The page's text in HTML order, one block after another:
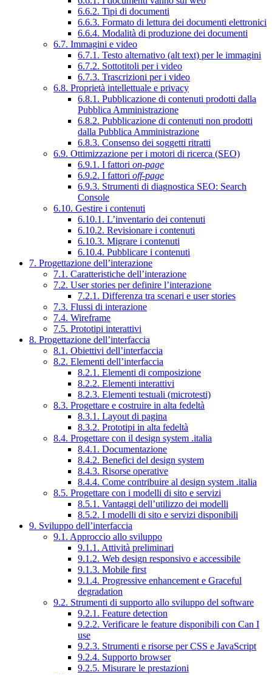
6.6.2. Tipi di documenti
6.6.3. Formato di lettura dei documenti elettronici
6.6.4. Modalità di produzione dei documenti
6.7. Immagini e video
6.7.1. Testo alternativo (alt text) per le immagini
6.7.2. Sottotitoli per i video
6.7.3. Trascrizioni per i video
6.8. Proprietà intellettuale e privacy
6.8.1. Pubblicazione di contenuti prodotti dalla
Pubblica Amministrazione
6.8.2. Pubblicazione di contenuti non prodotti
dalla Pubblica Amministrazione
6.8.3. Consenso dei soggetti ritratti
6.9. Ottimizzazione per i motori di ricerca (SEO)
6.9.1. I fattori on-page
6.9.2. I fattori off-page
6.9.3. Strumenti di diagnostica SEO: Search
Console
6.10. Gestire i contenuti
6.10.1. L’inventario dei contenuti
6.10.2. Revisionare i contenuti
6.10.3. Migrare i contenuti
6.10.4. Pubblicare i contenuti
7. Progettazione dell’interazione
7.1. Caratteristiche dell’interazione
7.2. User stories per definire l’interazione
7.2.1. Differenza tra scenari e user stories
7.3. Flussi di interazione
7.4. Wireframe
7.5. Prototipi interattivi
8. Progettazione dell’interfaccia
8.1. Obiettivi dell’interfaccia
8.2. Elementi dell’interfaccia
8.2.1. Elementi di composizione
8.2.2. Elementi interattivi
8.2.3. Elementi testuali (microtesti)
8.3. Progettare e costruire in alta fedeltà
8.3.1. Layout di pagina
8.3.2. Prototipi in alta fedeltà
8.4. Progettare con il design system .italia
8.4.1. Documentazione
8.4.2. Benefici del design system
8.4.3. Risorse operative
8.4.4. Come contribuire al design system .italia
8.5. Progettare con i modelli di sito e servizi
8.5.1. Vantaggi dell’utilizzo dei modelli
8.5.2. I modelli di sito e servizi disponibili
9. Sviluppo dell’interfaccia
9.1. Approccio allo sviluppo
9.1.1. Attività preliminari
9.1.2. Web design responsivo e accessibile
9.1.3. Mobile first
9.1.4. Progressive enhancement e Graceful
degradation
9.2. Strumenti di supporto allo sviluppo del software
9.2.1. Feature detection
9.2.2. Verificare le feature disponibili con Can I
use
9.2.3. Strumenti e risorse per CSS e JavaScript
9.2.4. Supporto browser
9.2.5. Misurare le prestazioni